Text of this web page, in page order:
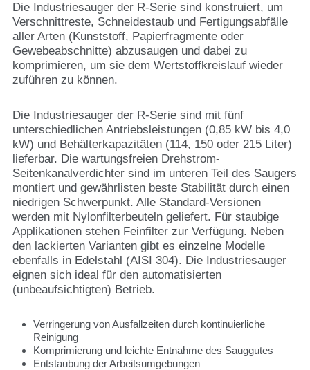
Die Industriesauger der R-Serie sind konstruiert, um
Verschnittreste, Schneidestaub und Fertigungsabfälle
aller Arten (Kunststoff, Papierfragmente oder
Gewebeabschnitte) abzusaugen und dabei zu
komprimieren, um sie dem Wertstoffkreislauf wieder
zuführen zu können.
Die Industriesauger der R-Serie sind mit fünf
unterschiedlichen Antriebsleistungen (0,85 kW bis 4,0
kW) und Behälterkapazitäten (114, 150 oder 215 Liter)
lieferbar. Die wartungsfreien Drehstrom-
Seitenkanalverdichter sind im unteren Teil des Saugers
montiert und gewährlisten beste Stabilität durch einen
niedrigen Schwerpunkt. Alle Standard-Versionen
werden mit Nylonfilterbeuteln geliefert. Für staubige
Applikationen stehen Feinfilter zur Verfügung. Neben
den lackierten Varianten gibt es einzelne Modelle
ebenfalls in Edelstahl (AISI 304). Die Industriesauger
eignen sich ideal für den automatisierten
(unbeaufsichtigten) Betrieb.
Verringerung von Ausfallzeiten durch kontinuierliche
Reinigung
Komprimierung und leichte Entnahme des Sauggutes
Entstaubung der Arbeitsumgebungen